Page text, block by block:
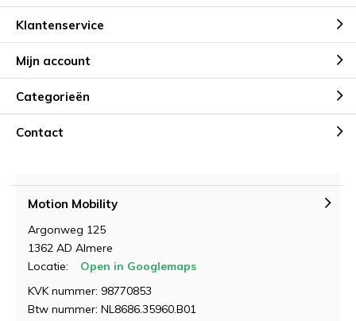
Klantenservice
Mijn account
Categorieën
Contact
Motion Mobility
Argonweg 125
1362 AD Almere
Locatie:
Open in Googlemaps
KVK nummer: 98770853
Btw nummer: NL8686.35960.B01